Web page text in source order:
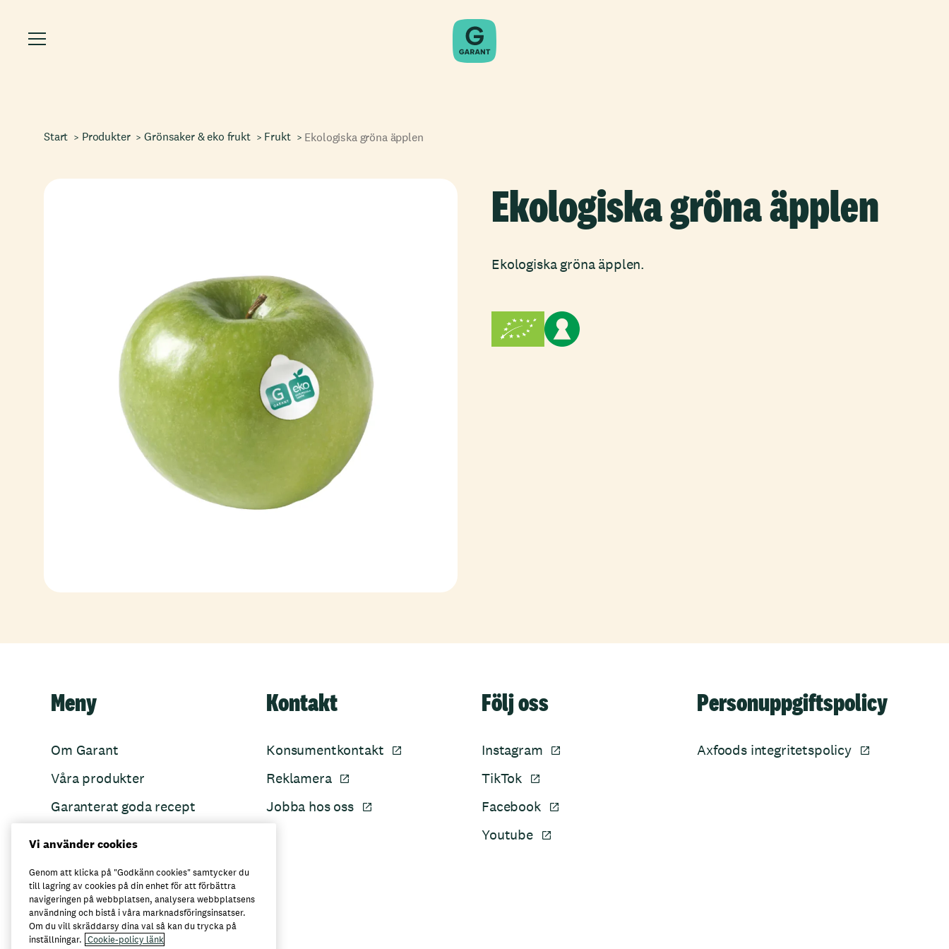
Start Produkter Grönsaker & eko frukt Frukt Ekologiska gröna äpplen
Ekologiska gröna äpplen
Ekologiska gröna äpplen.
Meny
Om Garant
Våra produkter
Garanterat goda recept
Kontakt
Konsumentkontakt
Reklamera
Jobba hos oss
Följ oss
Instagram
TikTok
Facebook
Youtube
Personuppgiftspolicy
Axfoods integritetspolicy
Här kan du köpa Garant
Vi använder cookies
Genom att klicka på "Godkänn cookies" samtycker du
till lagring av cookies på din enhet för att förbättra
navigeringen på webbplatsen, analysera webbplatsens
användning och bistå i våra marknadsföringsinsatser.
Om du vill skräddarsy dina val så kan du trycka på
inställningar. Cookie-policy länk